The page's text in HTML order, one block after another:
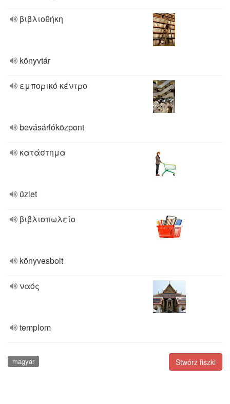
βιβλιοθήκη
könyvtár
εμπορικό κέντρο
bevásárlóközpont
κατάστημα
üzlet
βιβλιοπωλείο
könyvesbolt
ναός
templom
Stwórz fiszki
magyar